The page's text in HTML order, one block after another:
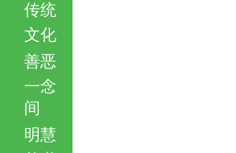
传统
文化
善恶
一念
间
明慧